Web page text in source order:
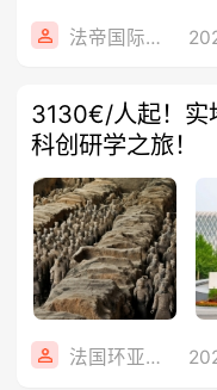
法帝国际旅行社
3130€/人起！实
科创研学之旅！
法国环亚旅游